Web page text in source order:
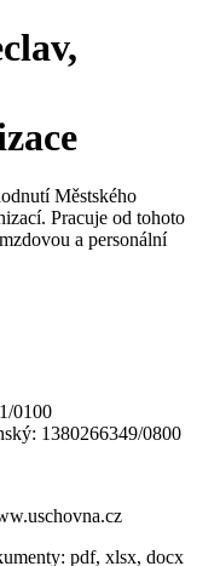
Městského
Pracuje od tohoto
a personální
0100
1380266349/0800
pdf, xlsx, docx